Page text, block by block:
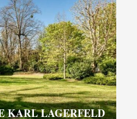
KARL LAGERFELD